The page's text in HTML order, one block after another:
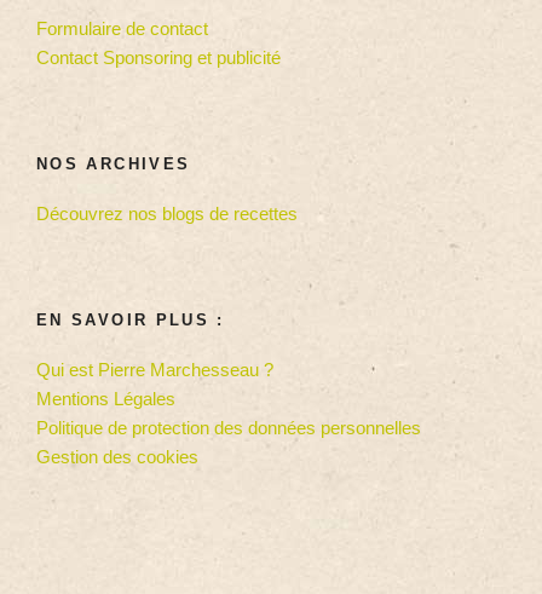
Formulaire de contact
Contact Sponsoring et publicité
NOS ARCHIVES
Découvrez nos blogs de recettes
EN SAVOIR PLUS :
Qui est Pierre Marchesseau ?
Mentions Légales
Politique de protection des données personnelles
Gestion des cookies